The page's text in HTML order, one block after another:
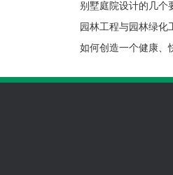
别墅庭院设计的几个
园林工程与园林绿化
如何创造一个健康、